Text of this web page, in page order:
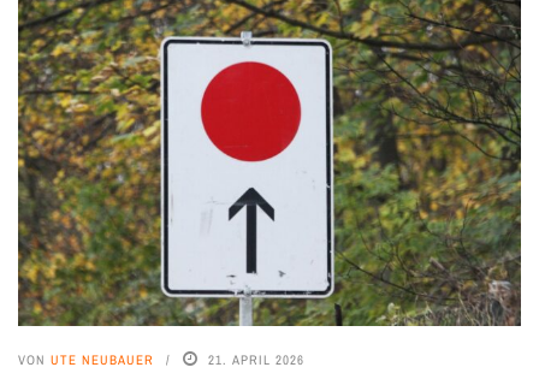
VON UTE NEUBAUER 21. APRIL 2026